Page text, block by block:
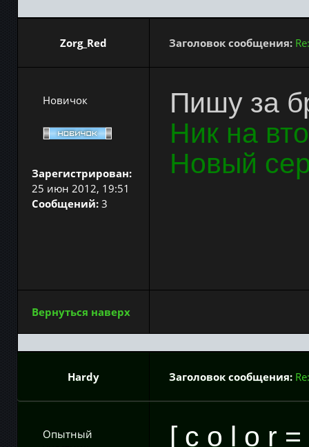
Zorg_Red Заголовок сообщения:
Новичок
Зарегистрирован:
25 июн 2012, 19:51
Сообщений: 3
Пишу за
Ник на
Новый
Вернуться наверх
Hardy Заголовок сообщения:
Опытный
[ c o l o r